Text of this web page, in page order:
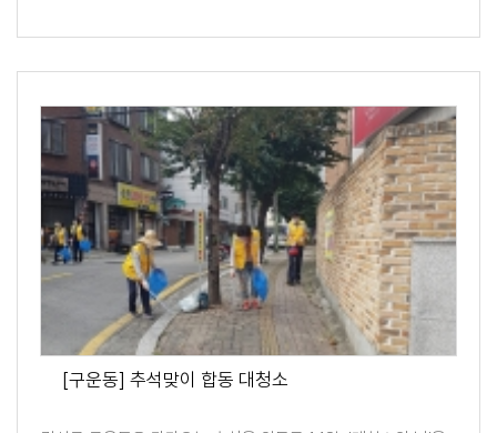
[구운동] 추석맞이 합동 대청소